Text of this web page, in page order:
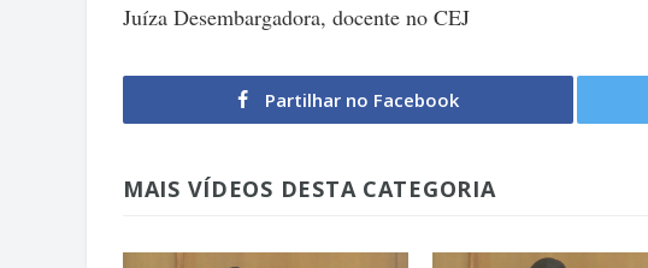
Juíza Desembargadora, docente no CEJ
Partilhar no Facebook
MAIS VÍDEOS DESTA CATEGORIA